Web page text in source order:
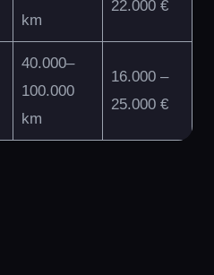
km
22.000 €
40.000–
100.000
km
16.000 –
25.000 €